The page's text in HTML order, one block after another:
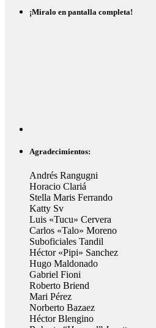
¡Miralo en pantalla completa!
Agradecimientos:
Andrés Rangugni
Horacio Clariá
Stella Maris Ferrando
Katty Sv
Luis «Tucu» Cervera
Carlos «Talo» Moreno
Suboficiales Tandil
Héctor «Pipi» Sanchez
Hugo Maldonado
Gabriel Fioni
Roberto Briend
Mari Pérez
Norberto Bazaez
Héctor Blengino